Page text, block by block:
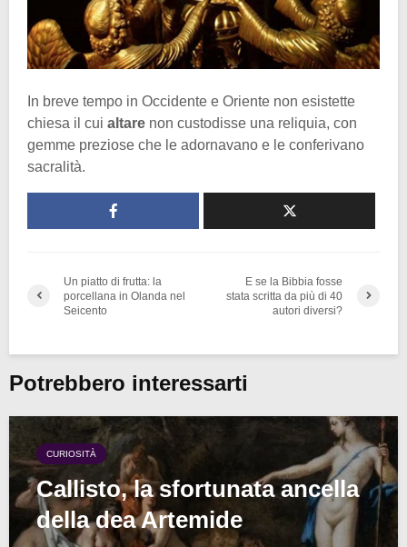
In breve tempo in Occidente e Oriente non esistette
chiesa il cui altare non custodisse una reliquia, con
gemme preziose che le adornavano e le conferivano
sacralità.
Un piatto di frutta: la
porcellana in Olanda nel
Seicento
E se la Bibbia fosse
stata scritta da più di 40
autori diversi?
Potrebbero interessarti
CURIOSITÀ
Callisto, la sfortunata ancella
della dea Artemide